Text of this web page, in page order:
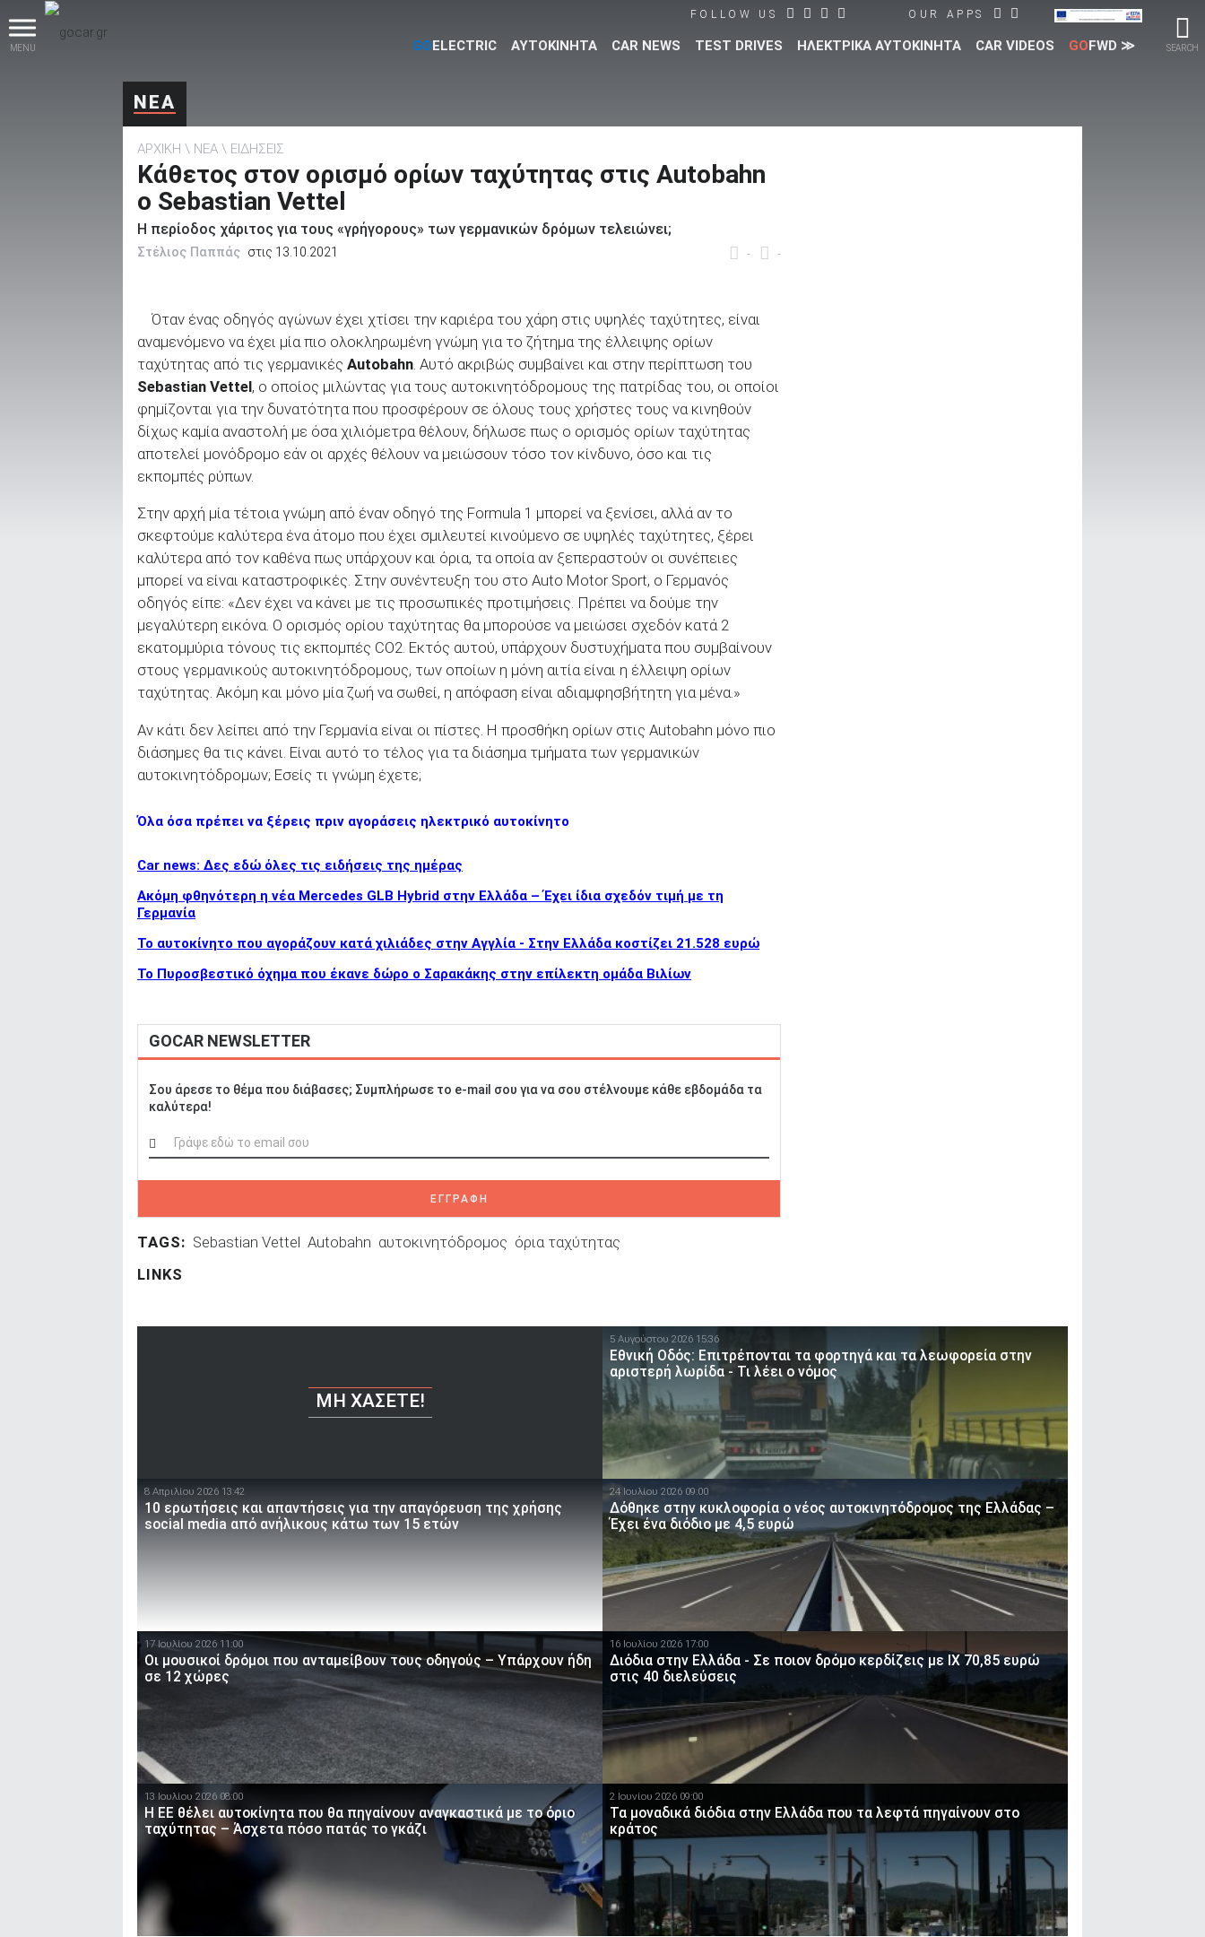
MENU SEARCH
FOLLOW US OUR APPS
GOELECTRIC ΑΥΤΟΚΙΝΗΤΑ CAR NEWS TEST DRIVES ΗΛΕΚΤΡΙΚΑ ΑΥΤΟΚΙΝΗΤΑ CAR VIDEOS GOFWD ≫
Βρες τα πάντα για το αυτοκίνητο!
βρες το!
Μεταχειρισμένα
ΑΝΑΖΗΤΗΣΗ
Επιχειρήσεις
ΑΝΑΖΗΤΗΣΗ
ΝΕΑ
ΑΡΧΙΚΗ ΝΕΑ ΕΙΔΗΣΕΙΣ
Κάθετος στον ορισμό ορίων ταχύτητας στις Autobahn
ο Sebastian Vettel
Η περίοδος χάριτος για τους «γρήγορους» των γερμανικών δρόμων τελειώνει;
- -
Στέλιος Παππάς στις 13.10.2021
Όταν ένας οδηγός αγώνων έχει χτίσει την καριέρα του χάρη στις υψηλές ταχύτητες, είναι
αναμενόμενο να έχει μία πιο ολοκληρωμένη γνώμη για το ζήτημα της έλλειψης ορίων
ταχύτητας από τις γερμανικές Autobahn . Αυτό ακριβώς συμβαίνει και στην περίπτωση του
Sebastian Vettel, ο οποίος μιλώντας για τους αυτοκινητόδρομους της πατρίδας του, οι οποίοι
φημίζονται για την δυνατότητα που προσφέρουν σε όλους τους χρήστες τους να κινηθούν
δίχως καμία αναστολή με όσα χιλιόμετρα θέλουν, δήλωσε πως ο ορισμός ορίων ταχύτητας
αποτελεί μονόδρομο εάν οι αρχές θέλουν να μειώσουν τόσο τον κίνδυνο, όσο και τις
εκπομπές ρύπων.
Στην αρχή μία τέτοια γνώμη από έναν οδηγό της Formula 1 μπορεί να ξενίσει, αλλά αν το
σκεφτούμε καλύτερα ένα άτομο που έχει σμιλευτεί κινούμενο σε υψηλές ταχύτητες, ξέρει
καλύτερα από τον καθένα πως υπάρχουν και όρια, τα οποία αν ξεπεραστούν οι συνέπειες
μπορεί να είναι καταστροφικές. Στην συνέντευξη του στο Auto Motor Sport, ο Γερμανός
οδηγός είπε: «Δεν έχει να κάνει με τις προσωπικές προτιμήσεις. Πρέπει να δούμε την
μεγαλύτερη εικόνα. Ο ορισμός ορίου ταχύτητας θα μπορούσε να μειώσει σχεδόν κατά 2
εκατομμύρια τόνους τις εκπομπές CO2. Εκτός αυτού, υπάρχουν δυστυχήματα που συμβαίνουν
στους γερμανικούς αυτοκινητόδρομους, των οποίων η μόνη αιτία είναι η έλλειψη ορίων
ταχύτητας. Ακόμη και μόνο μία ζωή να σωθεί, η απόφαση είναι αδιαμφησβήτητη για μένα.»
Αν κάτι δεν λείπει από την Γερμανία είναι οι πίστες. Η προσθήκη ορίων στις Autobahn μόνο πιο
διάσημες θα τις κάνει. Είναι αυτό το τέλος για τα διάσημα τμήματα των γερμανικών
αυτοκινητόδρομων; Εσείς τι γνώμη έχετε;
Όλα όσα πρέπει να ξέρεις πριν αγοράσεις ηλεκτρικό αυτοκίνητο
Car news: Δες εδώ όλες τις ειδήσεις της ημέρας
Ακόμη φθηνότερη η νέα Mercedes GLB Hybrid στην Ελλάδα – Έχει ίδια σχεδόν τιμή με τη
Γερμανία
To αυτοκίνητο που αγοράζουν κατά χιλιάδες στην Αγγλία - Στην Ελλάδα κοστίζει 21.528 ευρώ
Το Πυροσβεστικό όχημα που έκανε δώρο ο Σαρακάκης στην επίλεκτη ομάδα Βιλίων
GOCAR NEWSLETTER
Σου άρεσε το θέμα που διάβασες; Συμπλήρωσε το e-mail σου για να σου στέλνουμε κάθε εβδομάδα τα
καλύτερα!
ΕΓΓΡΑΦΗ
TAGS: Sebastian Vettel Autobahn αυτοκινητόδρομος όρια ταχύτητας
LINKS
ΜΗ ΧΆΣΕΤΕ!
5 Αυγούστου 2026 15:36
Εθνική Οδός: Επιτρέπονται τα φορτηγά και τα λεωφορεία στην
αριστερή λωρίδα - Τι λέει ο νόμος
8 Απριλίου 2026 13:42
10 ερωτήσεις και απαντήσεις για την απαγόρευση της χρήσης
social media από ανήλικους κάτω των 15 ετών
24 Ιουλίου 2026 09:00
Δόθηκε στην κυκλοφορία ο νέος αυτοκινητόδρομος της Ελλάδας –
Έχει ένα διόδιο με 4,5 ευρώ
17 Ιουλίου 2026 11:00
Οι μουσικοί δρόμοι που ανταμείβουν τους οδηγούς – Υπάρχουν ήδη
σε 12 χώρες
16 Ιουλίου 2026 17:00
Διόδια στην Ελλάδα - Σε ποιον δρόμο κερδίζεις με ΙΧ 70,85 ευρώ
στις 40 διελεύσεις
13 Ιουλίου 2026 08:00
Η ΕΕ θέλει αυτοκίνητα που θα πηγαίνουν αναγκαστικά με το όριο
ταχύτητας – Άσχετα πόσο πατάς το γκάζι
2 Ιουνίου 2026 09:00
Τα μοναδικά διόδια στην Ελλάδα που τα λεφτά πηγαίνουν στο
κράτος